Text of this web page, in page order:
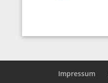
Impressum